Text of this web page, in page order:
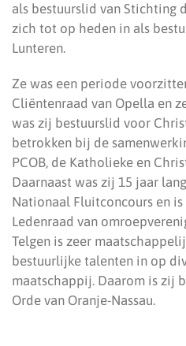
als bestuurslid van Stichting
zich tot op heden in als
Lunteren.
Ze was een periode
Cliëntenraad van Opella en
was zij bestuurslid voor
betrokken bij de
PCOB, de Katholieke en
Daarnaast was zij 15 jaar
Nationaal Fluitconcours en
Ledenraad van
Telgen is zeer
bestuurlijke talenten in op
maatschappij. Daarom is zij
Orde van Oranje-Nassau.